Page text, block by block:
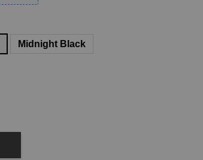
Midnight Black